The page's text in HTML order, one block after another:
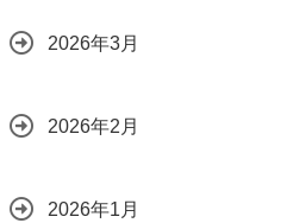
2026年3月
2026年2月
2026年1月